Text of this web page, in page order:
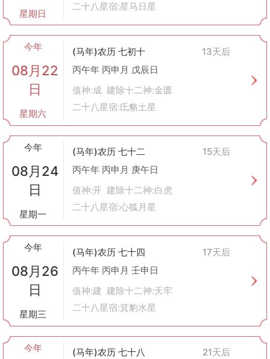
礼仪制度
参与者身份地位的认可，也是展示其教养水平的方式之一。
4. 现代视角
虽然现代社会中已经很少直接使用“订盟”这一术语，但其背后所蕴
含的精神实质仍然存在于各类组织或个人之间的合作形式之中。例
如公司间的战略合作、国际组织内的成员国关系等都可以看作
是“订盟”的现代版本。此外，在民间习俗方面，诸如婚礼中的交换
戒指、生日派对上的许愿等行为也隐含着类似于古代订盟时所表达
出的信任与承诺。
总之，“订盟”作为一种承载着深厚文化内涵的社会现象，在不同的
历史阶段展现出各异的风貌，它不仅是人际关系网构建的重要手段
星期日
二十八星宿:星马日星
今年
08月22
日
星期六
(马年)农历 七初十
13天后
丙午年 丙申月 戊辰日
值神:成 建除十二神:金匮
二十八星宿:氐貉土星
今年
08月24
日
星期一
(马年)农历 七十二
15天后
丙午年 丙申月 庚午日
值神:开 建除十二神:白虎
二十八星宿:心狐月星
今年
08月26
日
星期三
(马年)农历 七十四
17天后
丙午年 丙申月 壬申日
值神:建 建除十二神:天牢
二十八星宿:箕豹水星
今年 (马年)农历 七十八
21天后